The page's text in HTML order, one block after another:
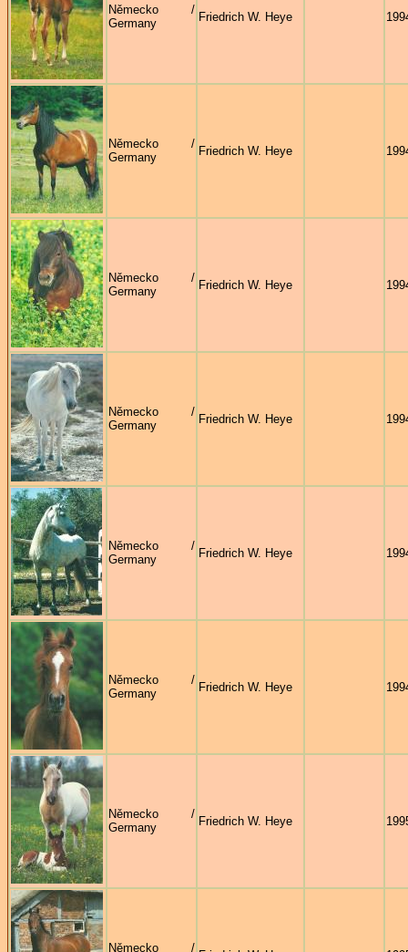
Německo /
Germany
Friedrich W. Heye
Německo /
Germany
Friedrich W. Heye
Německo /
Germany
Friedrich W. Heye
Německo /
Germany
Friedrich W. Heye
Německo /
Germany
Friedrich W. Heye
Německo /
Germany
Friedrich W. Heye
Německo /
Germany
Friedrich W. Heye
Německo /